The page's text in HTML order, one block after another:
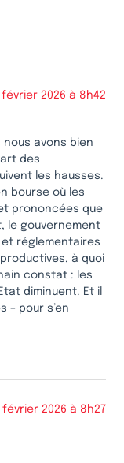
février 2026 à 8h42
nous avons bien
des
les hausses.
bourse où les
prononcées que
le gouvernement
réglementaires
à quoi
constat : les
diminuent. Et il
– pour s’en
février 2026 à 8h27